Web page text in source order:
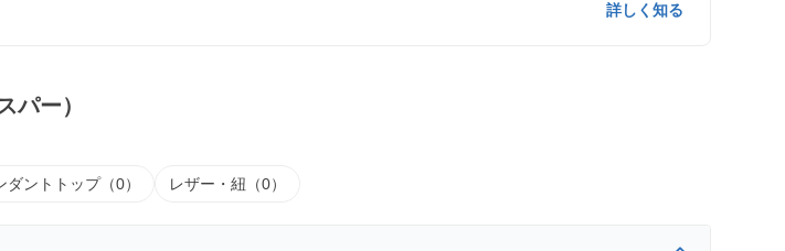
詳しく知る
パー）
ダントトップ（0） レザー・紐（0）